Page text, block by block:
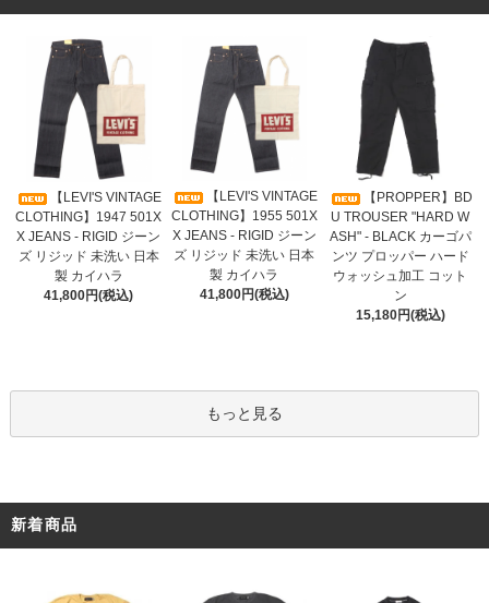
【LEVI'S VINTAGE
CLOTHING】1947 501X
X JEANS - RIGID ジーン
ズ リジッド 未洗い 日本
製 カイハラ
41,800円(税込)
【LEVI'S VINTAGE
CLOTHING】1955 501X
X JEANS - RIGID ジーン
ズ リジッド 未洗い 日本
製 カイハラ
41,800円(税込)
【PROPPER】BD
U TROUSER "HARD W
ASH" - BLACK カーゴパ
ンツ プロッパー ハード
ウォッシュ加工 コット
ン
15,180円(税込)
もっと見る
新着商品